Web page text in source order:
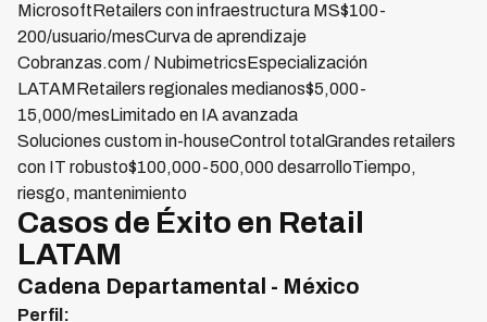
MicrosoftRetailers con infraestructura MS$100-
200/usuario/mesCurva de aprendizaje
Cobranzas.com / NubimetricsEspecialización
LATAMRetailers regionales medianos$5,000-
15,000/mesLimitado en IA avanzada
Soluciones custom in-houseControl totalGrandes retailers
con IT robusto$100,000-500,000 desarrolloTiempo,
riesgo, mantenimiento
Casos de Éxito en Retail
LATAM
Cadena Departamental - México
Perfil: